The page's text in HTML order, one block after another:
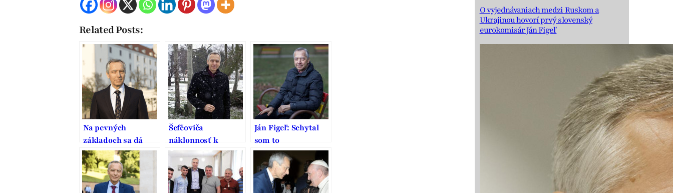
Related Posts:
Na pevných
základoch sa dá
stavať dobrý domov
Šefčoviča
náklonnosť k
Smeru vymedzuje,
je to pritom strana
vodcovského typu
Ján Figeľ: Schytal
som to
O vyjednávaniach medzi Ruskom a
Ukrajinou hovorí prvý slovenský
eurokomisár Ján Figeľ